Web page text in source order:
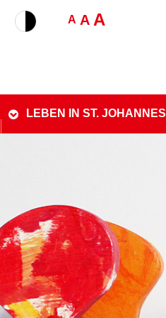
A A A
LEBEN IN ST. JOHANNES